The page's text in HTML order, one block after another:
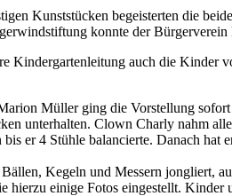
Kunststücken begeisterten die
konnte der
Kindergartenleitung auch die Kinder
Müller ging die Vorstellung
unterhalten. Clown Charly nahm
bis er 4 Stühle balancierte. Danach
Kegeln und Messern jongliert,
hierzu einige Fotos eingestellt. Kinder